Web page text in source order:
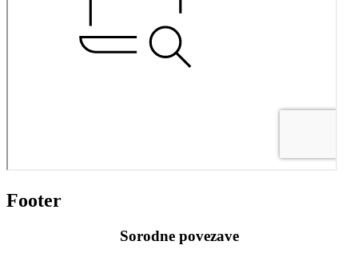
Footer
Sorodne povezave